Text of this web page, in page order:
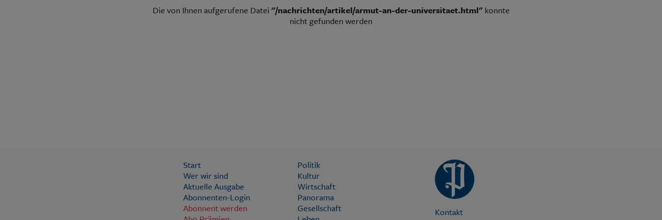
Die von Ihnen aufgerufene Datei "/nachrichten/artikel/armut-an-der-universitaet.html"konnte
nicht gefunden werden
Start
Wer wir sind
Aktuelle Ausgabe
Abonnenten-Login
Abonnent werden
Politik
Kultur
Wirtschaft
Panorama
Gesellschaft
Kontakt